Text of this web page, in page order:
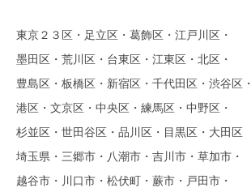
東京２３区・足立区・葛飾区・江戸川区・
墨田区・荒川区・台東区・江東区・北区・
豊島区・板橋区・新宿区・千代田区・渋谷区・
港区・文京区・中央区・練馬区・中野区・
杉並区・世田谷区・品川区・目黒区・大田区
埼玉県・三郷市・八潮市・吉川市・草加市・
越谷市・川口市・松伏町・蕨市・戸田市・